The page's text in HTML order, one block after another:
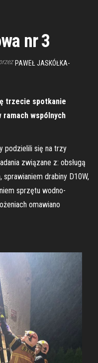
nr 3
PAWEŁ JASKÓŁKA-
trzecie spotkanie
wspólnych
podzielili się na trzy
związane z: obsługą
drabiny D10W,
sprzętu wodno-
omawiano